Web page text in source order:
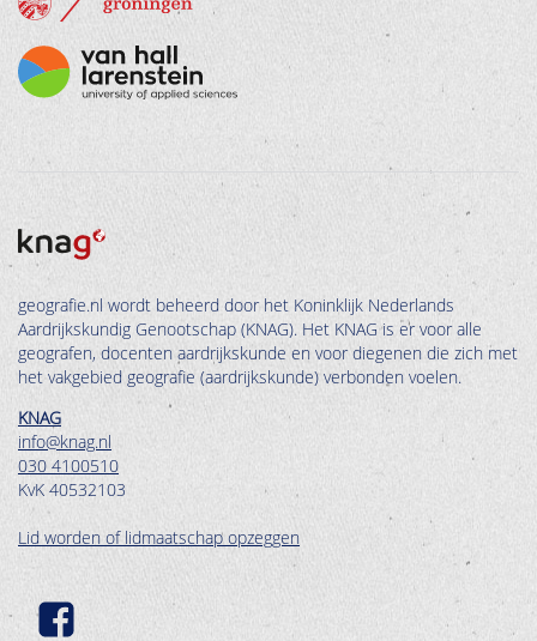
geografie.nl wordt beheerd door het Koninklijk Nederlands
Aardrijkskundig Genootschap (KNAG). Het KNAG is er voor alle
geografen, docenten aardrijkskunde en voor diegenen die zich met
het vakgebied geografie (aardrijkskunde) verbonden voelen.
KNAG
info@knag.nl
030 4100510
KvK 40532103
Lid worden of lidmaatschap opzeggen